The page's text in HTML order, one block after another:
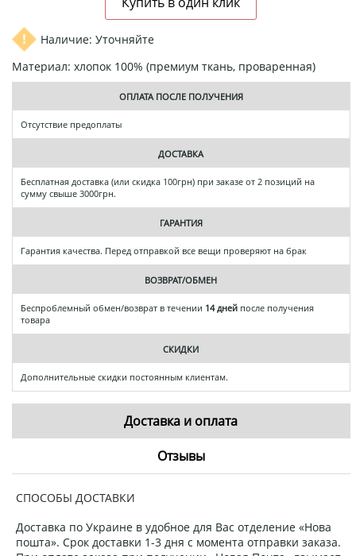
Наличие: Уточняйте
Материал: хлопок 100% (премиум ткань, проваренная)
ОПЛАТА ПОСЛЕ ПОЛУЧЕНИЯ
Отсутствие предоплаты
ДОСТАВКА
Бесплатная доставка (или скидка 100грн) при заказе от 2 позиций на
сумму свыше 3000грн.
ГАРАНТИЯ
Гарантия качества. Перед отправкой все вещи проверяют на брак
ВОЗВРАТ/ОБМЕН
Беспроблемный обмен/возврат в течении 14 дней после получения
товара
СКИДКИ
Дополнительные скидки постоянным клиентам.
Доставка и оплата
Отзывы
СПОСОБЫ ДОСТАВКИ
Доставка по Украине в удобное для Вас отделение «Нова
пошта». Срок доставки 1-3 дня с момента отправки заказа.